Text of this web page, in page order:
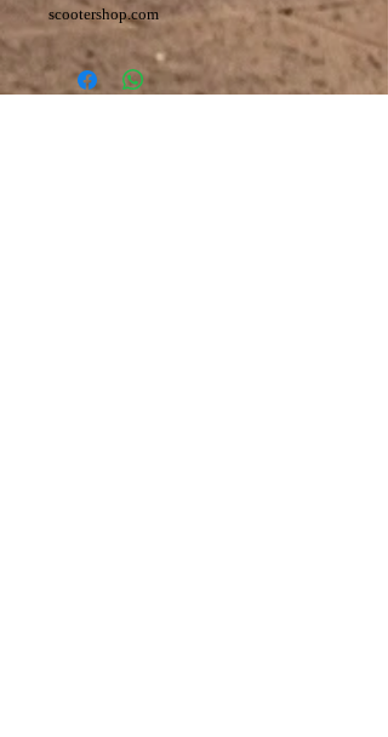
scootershop.com